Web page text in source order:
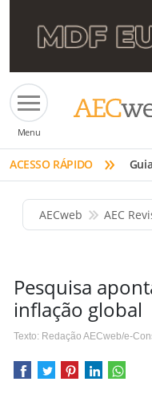
Menu
ACESSO RÁPIDO »
AECweb AEC
Pesquisa
inflação global
Texto: Redação AECweb/e-